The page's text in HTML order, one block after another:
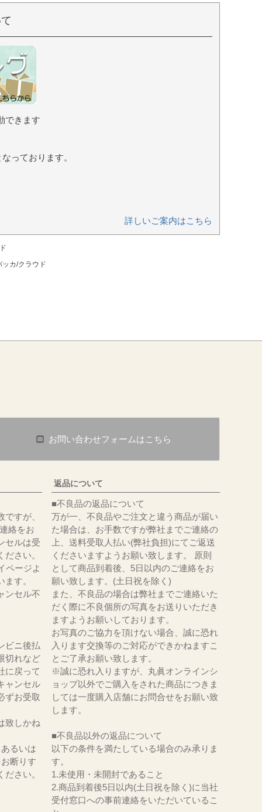
できます
っております。
詳しいご案内はこちら
ッカ/クラウド
お問い合わせフォームはこちら
すが、
絡をお
セルは受
さい。
ページよ
す。
ンセル不
ビニ後払
切れなど
に戻って
ャンセル
ずお受取
致しかね
るいは
断りす
さい。
返品について
■不良品の返品について
万が一、不良品やご注文と違う商品が届い
た場合は、お手数ですが弊社までご連絡の
上、送料受取人払い(弊社負担)にてご返送
くださいますようお願い致します。 原則
として商品到着後、5日以内のご連絡をお
願い致します。(土日祝を除く)
また、不良品の場合は弊社までご連絡いた
だく際に不良個所の写真をお送りいただき
ますようお願いしております。
お写真のご協力を頂けない場合、誠に恐れ
入ります交換等のご対応ができかねますこ
とご了承お願い致します。
※誠に恐れ入りますが、丸眞オンラインシ
ョップ以外でご購入をされた商品につきま
しては一度購入店舗にお問合せをお願い致
します。
■不良品以外の返品について
以下の条件を満たしている場合のみ承りま
す。
1.未使用・未開封であること
2.商品到着後5日以内(土日祝を除く)に当社
受付窓口への事前連絡をいただいているこ